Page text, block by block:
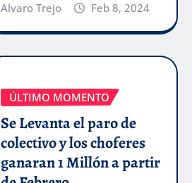
Alvaro Trejo Feb 8, 2024
ÚLTIMO MOMENTO
Se Levanta el paro de
colectivo y los choferes
ganaran 1 Millón a partir